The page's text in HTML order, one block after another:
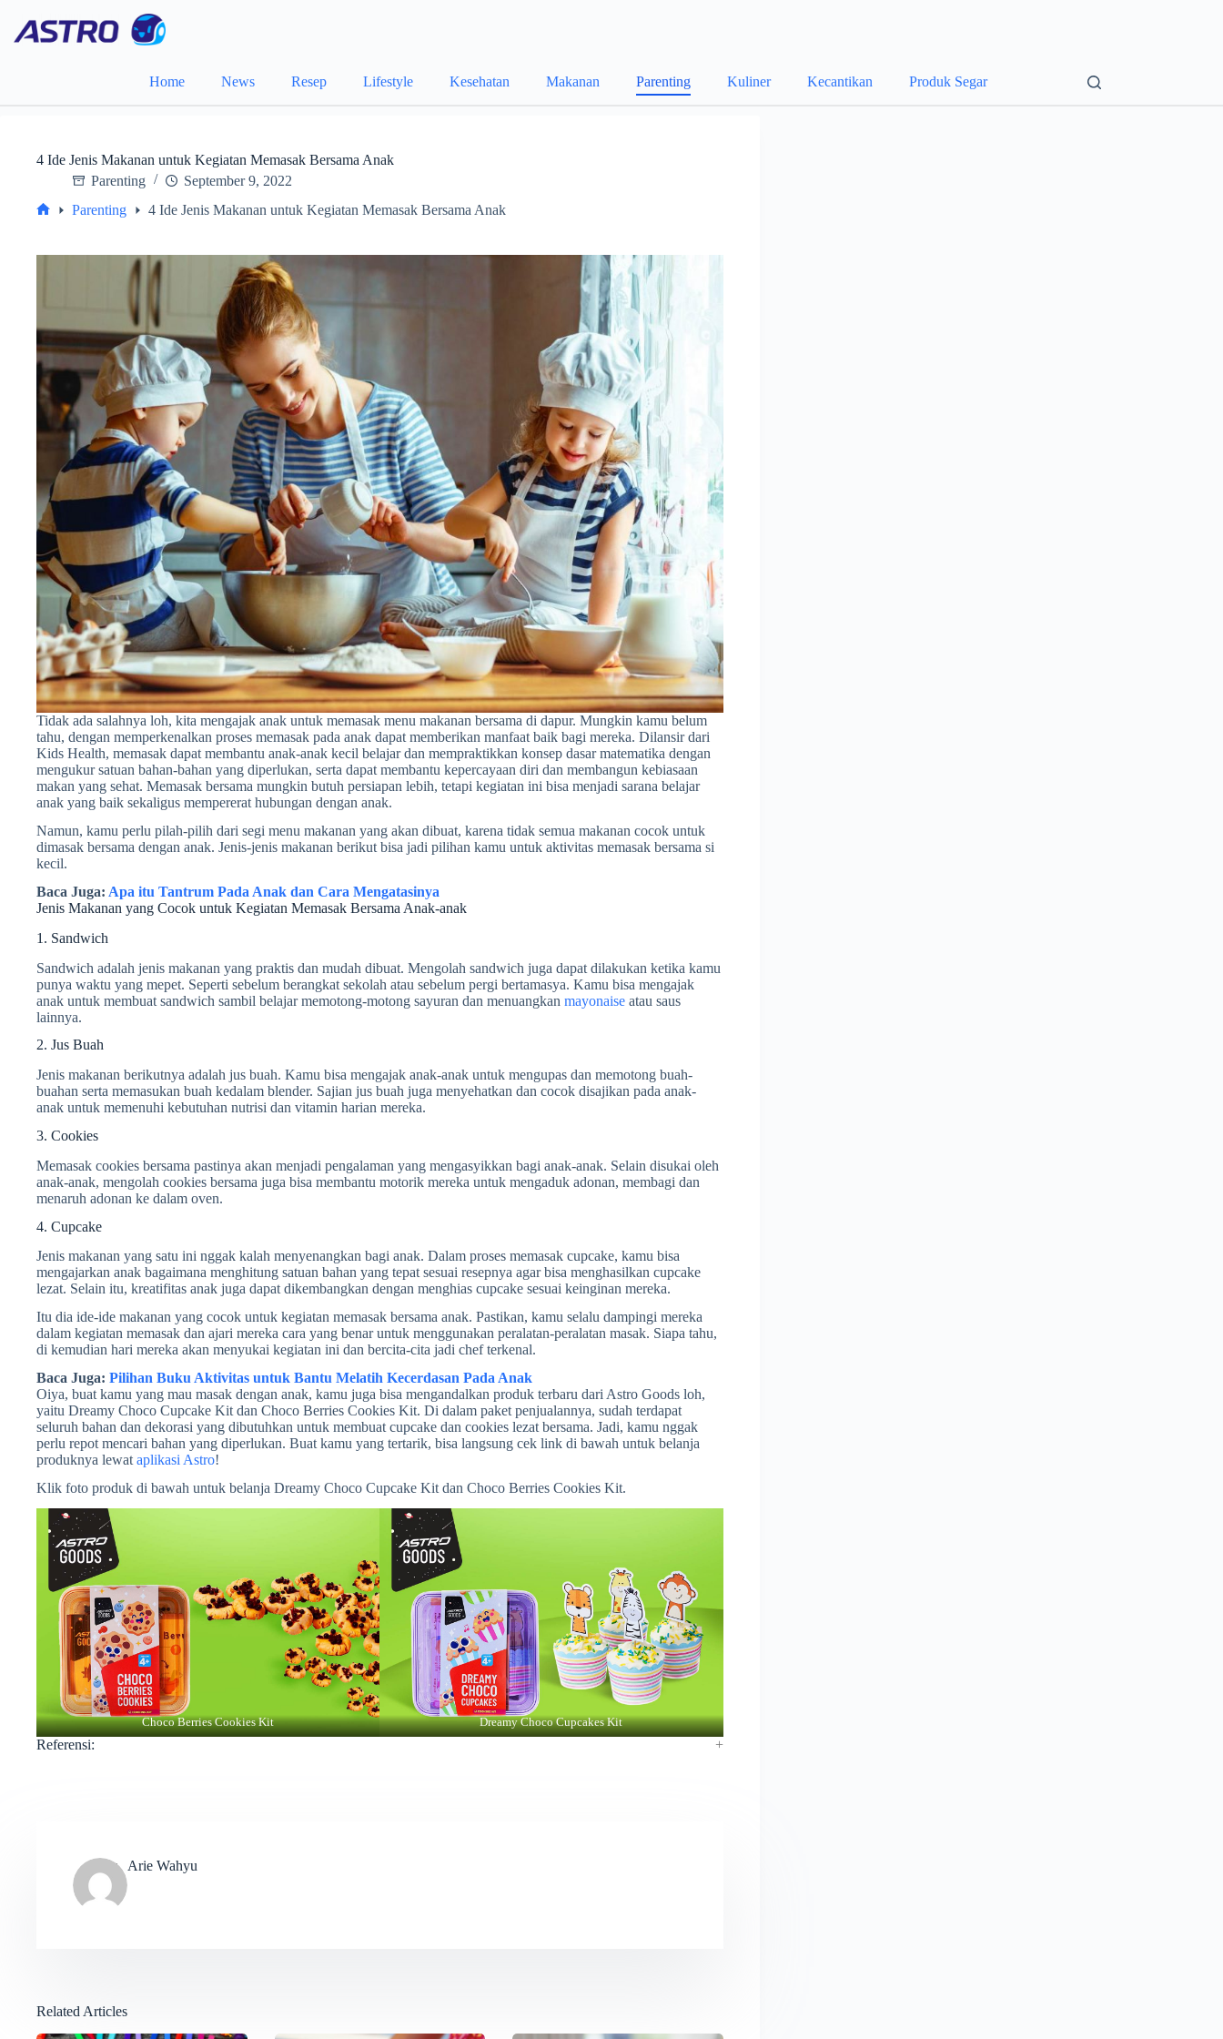
content
Home News Resep Lifestyle Kesehatan Makanan Parenting Kuliner Kecantikan Produk Segar
4 Ide Jenis Makanan untuk Kegiatan Memasak Bersama Anak
Parenting
September 9, 2022
Parenting 4 Ide Jenis Makanan untuk Kegiatan Memasak Bersama Anak
Tidak ada salahnya loh, kita mengajak anak untuk memasak menu makanan bersama di dapur. Mungkin kamu belum
tahu, dengan memperkenalkan proses memasak pada anak dapat memberikan manfaat baik bagi mereka. Dilansir dari
Kids Health, memasak dapat membantu anak-anak kecil belajar dan mempraktikkan konsep dasar matematika dengan
mengukur satuan bahan-bahan yang diperlukan, serta dapat membantu kepercayaan diri dan membangun kebiasaan
makan yang sehat. Memasak bersama mungkin butuh persiapan lebih, tetapi kegiatan ini bisa menjadi sarana belajar
anak yang baik sekaligus mempererat hubungan dengan anak.
Namun, kamu perlu pilah-pilih dari segi menu makanan yang akan dibuat, karena tidak semua makanan cocok untuk
dimasak bersama dengan anak. Jenis-jenis makanan berikut bisa jadi pilihan kamu untuk aktivitas memasak bersama si
kecil.
Baca Juga: Apa itu Tantrum Pada Anak dan Cara Mengatasinya
Jenis Makanan yang Cocok untuk Kegiatan Memasak Bersama Anak-anak
1. Sandwich
Sandwich adalah jenis makanan yang praktis dan mudah dibuat. Mengolah sandwich juga dapat dilakukan ketika kamu
punya waktu yang mepet. Seperti sebelum berangkat sekolah atau sebelum pergi bertamasya. Kamu bisa mengajak
anak untuk membuat sandwich sambil belajar memotong-motong sayuran dan menuangkan mayonaise atau saus
lainnya.
2. Jus Buah
Jenis makanan berikutnya adalah jus buah. Kamu bisa mengajak anak-anak untuk mengupas dan memotong buah-
buahan serta memasukan buah kedalam blender. Sajian jus buah juga menyehatkan dan cocok disajikan pada anak-
anak untuk memenuhi kebutuhan nutrisi dan vitamin harian mereka.
3. Cookies
Memasak cookies bersama pastinya akan menjadi pengalaman yang mengasyikkan bagi anak-anak. Selain disukai oleh
anak-anak, mengolah cookies bersama juga bisa membantu motorik mereka untuk mengaduk adonan, membagi dan
menaruh adonan ke dalam oven.
4. Cupcake
Jenis makanan yang satu ini nggak kalah menyenangkan bagi anak. Dalam proses memasak cupcake, kamu bisa
mengajarkan anak bagaimana menghitung satuan bahan yang tepat sesuai resepnya agar bisa menghasilkan cupcake
lezat. Selain itu, kreatifitas anak juga dapat dikembangkan dengan menghias cupcake sesuai keinginan mereka.
Itu dia ide-ide makanan yang cocok untuk kegiatan memasak bersama anak. Pastikan, kamu selalu dampingi mereka
dalam kegiatan memasak dan ajari mereka cara yang benar untuk menggunakan peralatan-peralatan masak. Siapa tahu,
di kemudian hari mereka akan menyukai kegiatan ini dan bercita-cita jadi chef terkenal.
Baca Juga: Pilihan Buku Aktivitas untuk Bantu Melatih Kecerdasan Pada Anak
Oiya, buat kamu yang mau masak dengan anak, kamu juga bisa mengandalkan produk terbaru dari Astro Goods loh,
yaitu Dreamy Choco Cupcake Kit dan Choco Berries Cookies Kit. Di dalam paket penjualannya, sudah terdapat
seluruh bahan dan dekorasi yang dibutuhkan untuk membuat cupcake dan cookies lezat bersama. Jadi, kamu nggak
perlu repot mencari bahan yang diperlukan. Buat kamu yang tertarik, bisa langsung cek link di bawah untuk belanja
produknya lewat aplikasi Astro!
Klik foto produk di bawah untuk belanja Dreamy Choco Cupcake Kit dan Choco Berries Cookies Kit.
Choco Berries Cookies Kit Dreamy Choco Cupcakes Kit
Referensi:
Arie Wahyu
Related Articles